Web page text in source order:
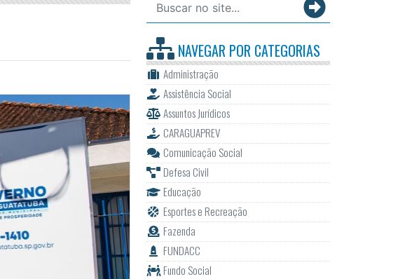
NAVEGAR PORCATEGORIAS
Administração
Assistência Social
Assuntos Jurídicos
CARAGUAPREV
Comunicação Social
Defesa Civil
Educação
Esportes e Recreação
Fazenda
FUNDACC
Fundo Social